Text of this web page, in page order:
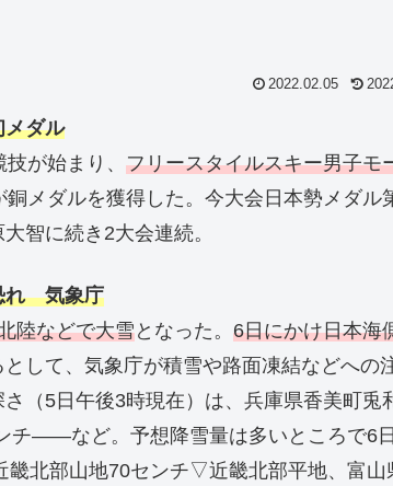
2022.02.05
ダル
が始まり、 フリースタイルスキー男子モ
銅メダルを獲得した。今大会日本勢メダル
智に続き2大会連続。
れ 気象庁
陸などで大雪となった。 6日にかけ日本海
して、気象庁が積雪や路面凍結などへの
（5日午後3時現在）は、兵庫県香美町兎
チ――など。予想降雪量は多いところで6
北部山地70センチ▽近畿北部平地、富山